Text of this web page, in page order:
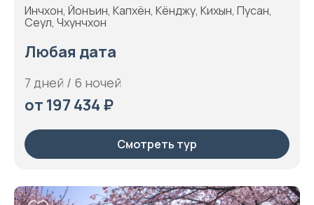
Инчхон, Йонъин, Капхён, Кёнджу, Кихын, Пусан,
Сеул, Чхунчхон
Любая дата
7 дней / 6 ночей
от 197 434 ₽
Смотреть тур